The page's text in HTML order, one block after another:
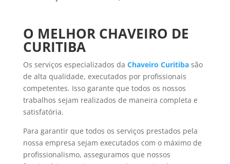
O MELHOR CHAVEIRO DE
CURITIBA
Os serviços especializados da Chaveiro Curitiba são
de alta qualidade, executados por profissionais
competentes. Isso garante que todos os nossos
trabalhos sejam realizados de maneira completa e
satisfatória.
Para garantir que todos os serviços prestados pela
nossa empresa sejam executados com o máximo de
profissionalismo, asseguramos que nossos